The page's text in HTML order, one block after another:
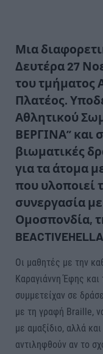
Μια
Δευτέρα 27
του τμήματος
Πλατέος.
Αθλητικού
ΒΕΡΓΙΝΑ’’ και
βιωματικές
για τα άτομα
που υλοποιεί
συνεργασία
Ομοσπονδία,
Οι μαθητές με την
Καραγιάννη Έφης
συμμετείχαν σε
με τη γραφή Braille,
με αμαξίδιο, αλλά
αντιληφθούν αν το